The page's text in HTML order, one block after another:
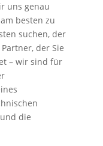
uns genau
besten zu
suchen, der
der Sie
– wir sind für
die